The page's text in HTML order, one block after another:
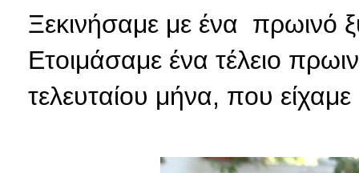
Ξεκινήσαμε με ένα πρωινό
Ετοιμάσαμε ένα τέλειο
τελευταίου μήνα, που είχαμε